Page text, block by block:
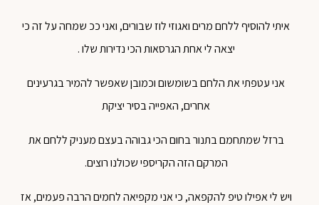
איתי להוסיף ללחם מרים ואגוזי לוז שבורים, ואני ככ שמחה על זה כי
יצאה לי אחת הגרסאות הכי נדירות שלו .
אני עטפתי את הלחם בשומשום וכמובן שאפשר להמיר בגרעינים
אחרים, האפייה בסיר יציקת
ברזל שמתחמם בתנור בחום הכי גבוהה בעצם מעניק ללחם את
המרקם הזה הקריספי שכולנו רוצים.
ויש לי אפילו טיפ להקפאה, כי אני מקפיאה לחמים הרבה פעמים, אז